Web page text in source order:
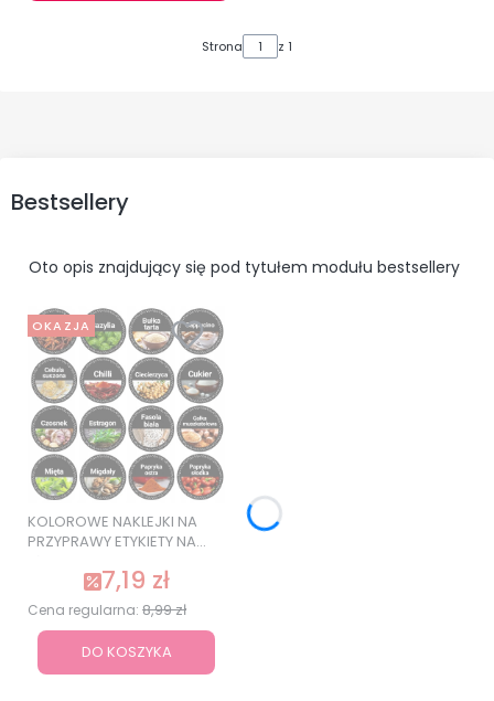
Strona z 1
Bestsellery
Oto opis znajdujący się pod tytułem modułu bestsellery
OKAZJA
KOLOROWE NAKLEJKI NA
PRZYPRAWY ETYKIETY NA
JAKOŚĆ
7,19 zł
Cena regularna: 8,99 zł
DO KOSZYKA